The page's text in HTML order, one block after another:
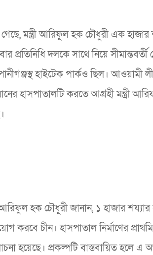
গেছে, মন্ত্রী আরিফুল হক চৌধুরী এক হাজার
প্রতিনিধি দলকে সাথে নিয়ে
হাইটেক পার্কও ছিল। আওয়ামী
হাসপাতালটি করতে আগ্রহী মন্ত্রী
আরিফুল হক চৌধুরী জানান, ১ হাজার শয্যার
করবে চীন। হাসপাতাল নির্মাণের
হয়েছে। প্রকল্পটি বাস্তবায়িত হলে এ